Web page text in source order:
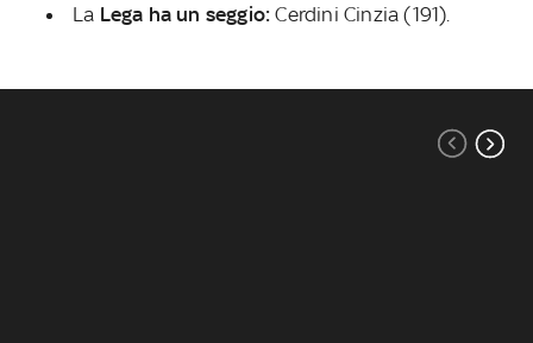
La Lega ha un seggio:Cerdini Cinzia (191).